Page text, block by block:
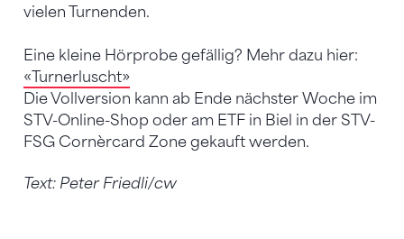
vielen Turnenden.
Eine kleine Hörprobe gefällig? Mehr dazu hier:
«Turnerluscht»
Die Vollversion kann ab Ende nächster Woche im
STV-Online-Shop oder am ETF in Biel in der STV-
FSG Cornèrcard Zone gekauft werden.
Text: Peter Friedli/cw